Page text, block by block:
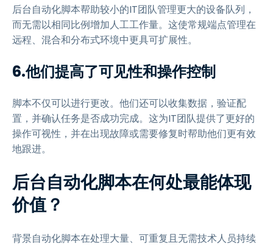
后台自动化脚本帮助较小的IT团队管理更大的设备队列，
而无需以相同比例增加人工工作量。这使常规端点管理在
远程、混合和分布式环境中更具可扩展性。
6.他们提高了可见性和操作控制
脚本不仅可以进行更改。他们还可以收集数据，验证配
置，并确认任务是否成功完成。这为IT团队提供了更好的
操作可视性，并在出现故障或需要修复时帮助他们更有效
地跟进。
后台自动化脚本在何处最能体现
价值？
背景自动化脚本在处理大量、可重复且无需技术人员持续